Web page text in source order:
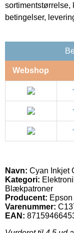
sortimentstørrelse,
betingelser,
Webshop
Navn: Cyan Inkjet
Kategori:
Blækpatroner
Producent: Epson
Varenummer:
EAN: